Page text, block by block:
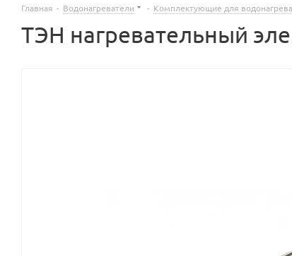
Главная - Водонагреватели - Комплектующие для
ТЭН нагревательный